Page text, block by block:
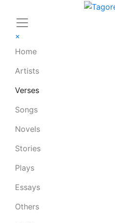
×
Home
Artists
Verses
Songs
Novels
Stories
Plays
Essays
Others